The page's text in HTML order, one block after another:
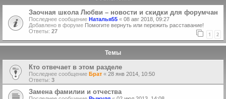
Заочная школа Любви – новости и скидки для форумчан
Последнее сообщение Наталья55 « 08 авг 2018, 09:27
Добавлено в форуме Помогите вернуть или пережить расставание!
Ответы: 27 1 2
Темы
Кто отвечает в этом разделе
Последнее сообщение Брат « 28 янв 2014, 10:50
Ответы: 3
Замена фамилии и отчества